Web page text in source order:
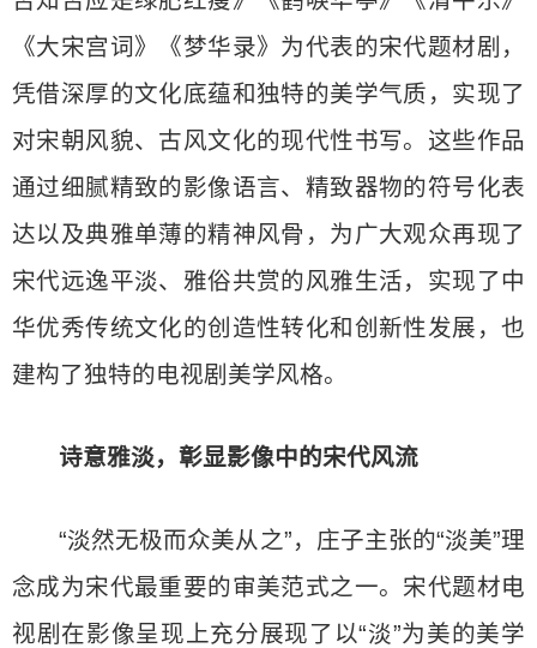
《大宋宫词》《梦华录》为代表的宋代题材剧，
凭借深厚的文化底蕴和独特的美学气质，实现了
对宋朝风貌、古风文化的现代性书写。这些作品
通过细腻精致的影像语言、精致器物的符号化表
达以及典雅单薄的精神风骨，为广大观众再现了
宋代远逸平淡、雅俗共赏的风雅生活，实现了中
华优秀传统文化的创造性转化和创新性发展，也
建构了独特的电视剧美学风格。
诗意雅淡，彰显影像中的宋代风流
“淡然无极而众美从之”，庄子主张的“淡美”理
念成为宋代最重要的审美范式之一。宋代题材电
视剧在影像呈现上充分展现了以“淡”为美的美学